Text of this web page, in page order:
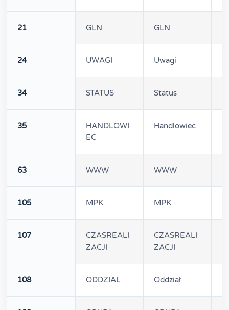
21 GLN GLN
24 UWAGI Uwagi
34 STATUS Status
35
HANDLOWI
EC
Handlowiec
63 WWW WWW
105 MPK MPK
107
CZASREALI
ZACJI
CZASREALI
ZACJI
108 ODDZIAL Oddział